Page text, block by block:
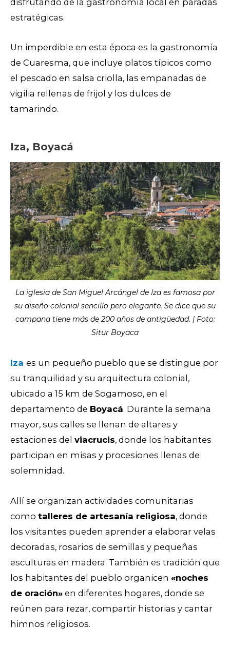
estratégicas.
Un imperdible en esta época es la gastronomía
de Cuaresma, que incluye platos típicos como
el pescado en salsa criolla, las empanadas de
vigilia rellenas de frijol y los dulces de
tamarindo.
Iza, Boyacá
La iglesia de San Miguel Arcángel de Iza es famosa por
su diseño colonial sencillo pero elegante. Se dice que su
campana tiene más de 200 años de antigüedad. | Foto:
Situr Boyaca
Iza es un pequeño pueblo que se distingue por
su tranquilidad y su arquitectura colonial,
ubicado a 15 km de Sogamoso, en el
departamento de Boyacá. Durante la semana
mayor, sus calles se llenan de altares y
estaciones del viacrucis, donde los habitantes
participan en misas y procesiones llenas de
solemnidad.
Allí se organizan actividades comunitarias
como talleres de artesanía religiosa, donde
los visitantes pueden aprender a elaborar velas
decoradas, rosarios de semillas y pequeñas
esculturas en madera. También es tradición que
los habitantes del pueblo organicen «noches
de oración» en diferentes hogares, donde se
reúnen para rezar, compartir historias y cantar
himnos religiosos.